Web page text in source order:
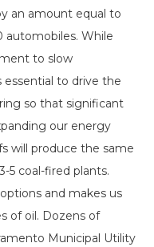
an amount equal to
automobiles. While
to slow
essential to drive the
so that significant
our energy
will produce the same
5 coal-fired plants.
and makes us
of oil. Dozens of
Municipal Utility